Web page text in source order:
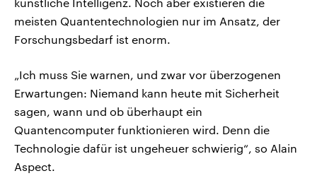
künstliche Intelligenz. Noch aber existieren die
meisten Quantentechnologien nur im Ansatz, der
Forschungsbedarf ist enorm.
„Ich muss Sie warnen, und zwar vor überzogenen
Erwartungen: Niemand kann heute mit Sicherheit
sagen, wann und ob überhaupt ein
Quantencomputer funktionieren wird. Denn die
Technologie dafür ist ungeheuer schwierig“, so Alain
Aspect.